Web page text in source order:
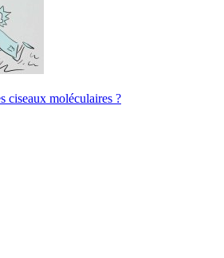
ciseaux moléculaires ?